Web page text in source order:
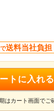
送料当社負担
トに入れる
カート画面でご